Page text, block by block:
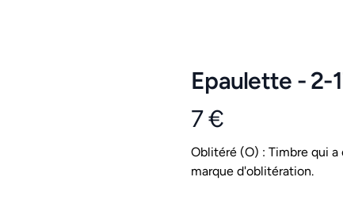
Epaulette - 2-
Product information
7 €
Conditions
Oblitéré (O) : Timbre qui
marque d'oblitération.